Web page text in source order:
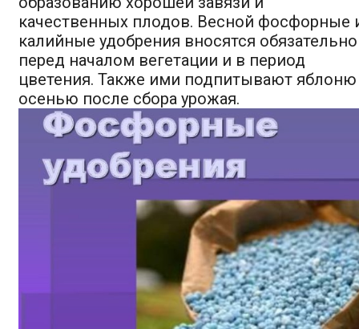
качественных плодов. Весной фосфорные
калийные удобрения вносятся обязательно
перед началом вегетации и в период
цветения. Также ими подпитывают яблоню
осенью после сбора урожая.